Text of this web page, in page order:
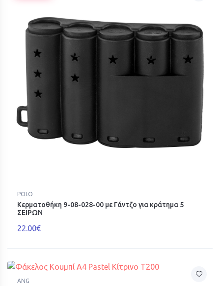
POLO
Κερματοθήκη 9-08-028-00 με Γάντζο για κράτημα 5
ΣΕΙΡΩΝ
22.00€
ANG